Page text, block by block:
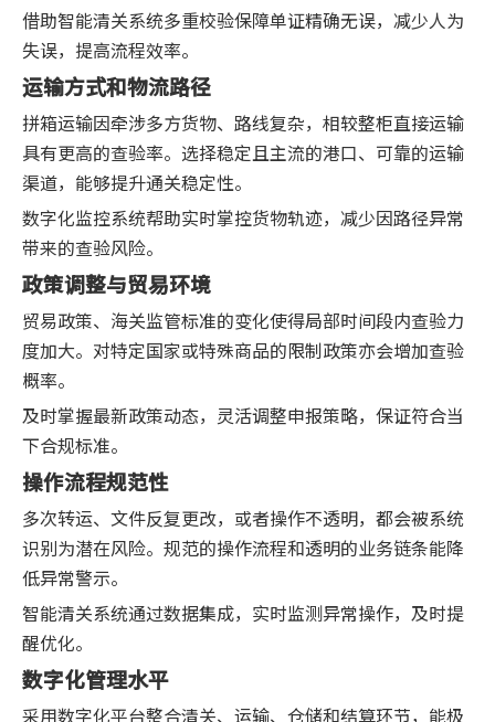
借助智能清关系统多重校验保障单证精确无误，减少人为
失误，提高流程效率。
运输方式和物流路径
拼箱运输因牵涉多方货物、路线复杂，相较整柜直接运输
具有更高的查验率。选择稳定且主流的港口、可靠的运输
渠道，能够提升通关稳定性。
数字化监控系统帮助实时掌控货物轨迹，减少因路径异常
带来的查验风险。
政策调整与贸易环境
贸易政策、海关监管标准的变化使得局部时间段内查验力
度加大。对特定国家或特殊商品的限制政策亦会增加查验
概率。
及时掌握最新政策动态，灵活调整申报策略，保证符合当
下合规标准。
操作流程规范性
多次转运、文件反复更改，或者操作不透明，都会被系统
识别为潜在风险。规范的操作流程和透明的业务链条能降
低异常警示。
智能清关系统通过数据集成，实时监测异常操作，及时提
醒优化。
数字化管理水平
采用数字化平台整合清关、运输、仓储和结算环节，能极